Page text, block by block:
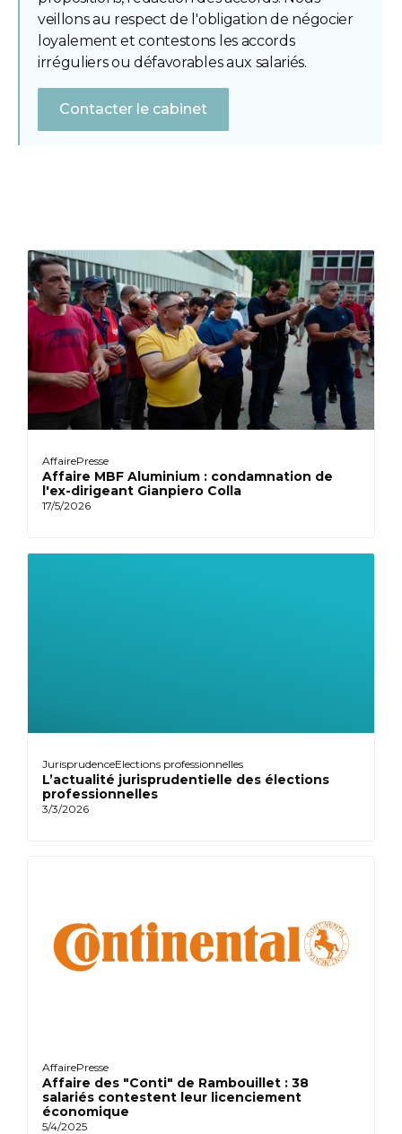
veillons au respect de l'obligation de négocier
loyalement et contestons les accords
irréguliers ou défavorables aux salariés.
Contacter le cabinet
AffairePresse
Affaire MBF Aluminium : condamnation de
l'ex-dirigeant Gianpiero Colla
17/5/2026
JurisprudenceElections professionnelles
L’actualité jurisprudentielle des élections
professionnelles
3/3/2026
AffairePresse
Affaire des "Conti" de Rambouillet : 38
salariés contestent leur licenciement
économique
5/4/2025